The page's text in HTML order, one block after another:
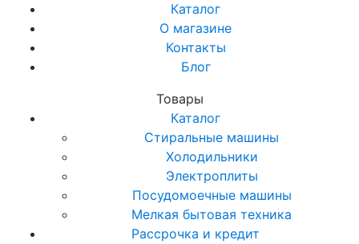
Каталог
О магазине
Контакты
Блог
Товары
Каталог
Стиральные машины
Холодильники
Электроплиты
Посудомоечные машины
Мелкая бытовая техника
Рассрочка и кредит